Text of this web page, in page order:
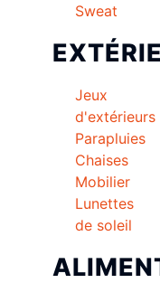
Sweat
Jeux
d'extérieurs
Parapluies
Chaises
Mobilier
Lunettes
de soleil